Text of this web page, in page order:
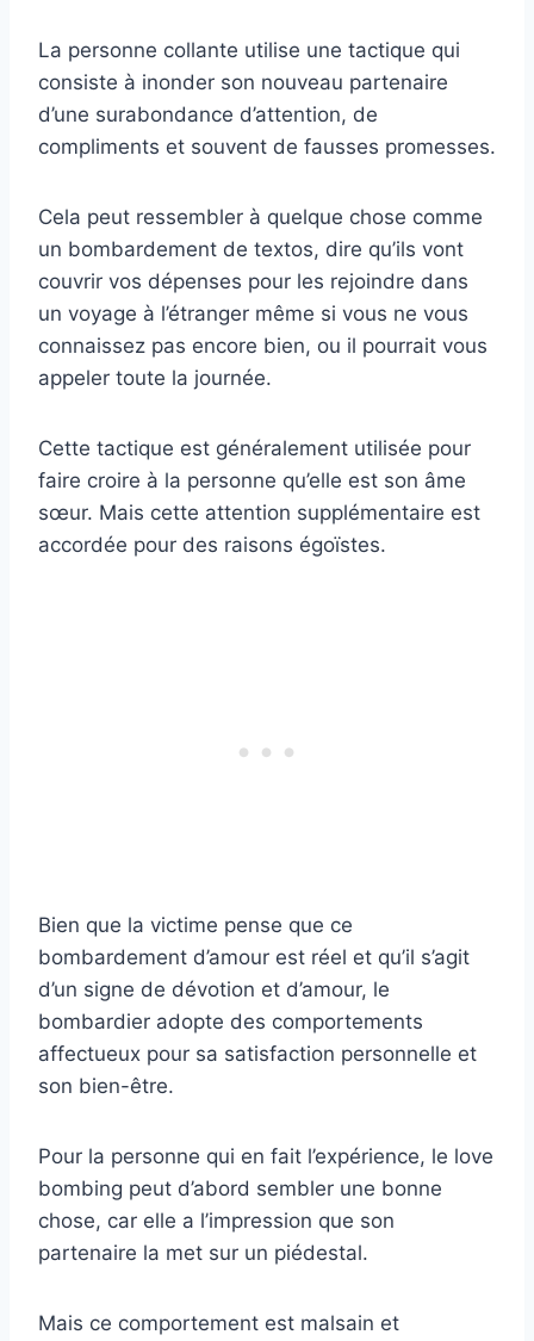
La personne collante utilise une tactique qui
consiste à inonder son nouveau partenaire
d’une surabondance d’attention, de
compliments et souvent de fausses promesses.
Cela peut ressembler à quelque chose comme
un bombardement de textos, dire qu’ils vont
couvrir vos dépenses pour les rejoindre dans
un voyage à l’étranger même si vous ne vous
connaissez pas encore bien, ou il pourrait vous
appeler toute la journée.
Cette tactique est généralement utilisée pour
faire croire à la personne qu’elle est son âme
sœur. Mais cette attention supplémentaire est
accordée pour des raisons égoïstes.
Bien que la victime pense que ce
bombardement d’amour est réel et qu’il s’agit
d’un signe de dévotion et d’amour, le
bombardier adopte des comportements
affectueux pour sa satisfaction personnelle et
son bien-être.
Pour la personne qui en fait l’expérience, le love
bombing peut d’abord sembler une bonne
chose, car elle a l’impression que son
partenaire la met sur un piédestal.
Mais ce comportement est malsain et